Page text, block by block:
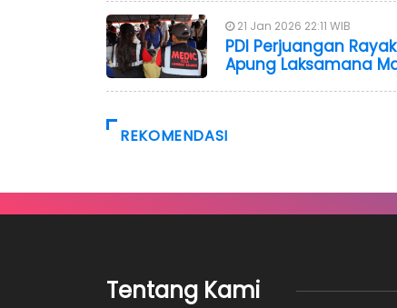
21 Jan 2026 22:11 WIB
PDI Perjuangan
Apung Laksamana
REKOMENDASI
Tentang Kami